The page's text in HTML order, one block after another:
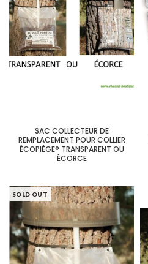
SAC COLLECTEUR DE
REMPLACEMENT POUR COLLIER
ÉCOPIÈGE® TRANSPARENT OU
ÉCORCE
SOLD OUT